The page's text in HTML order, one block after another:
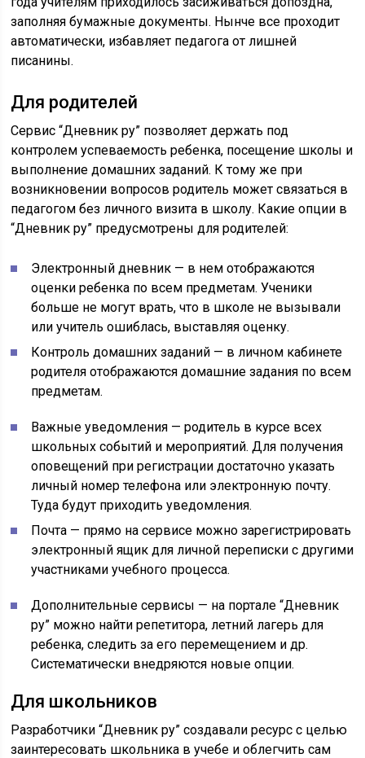
заполняя бумажные документы. Нынче все проходит
автоматически, избавляет педагога от лишней
писанины.
Для родителей
Сервис “Дневник ру” позволяет держать под
контролем успеваемость ребенка, посещение школы и
выполнение домашних заданий. К тому же при
возникновении вопросов родитель может связаться в
педагогом без личного визита в школу. Какие опции в
“Дневник ру” предусмотрены для родителей:
Электронный дневник — в нем отображаются
оценки ребенка по всем предметам. Ученики
больше не могут врать, что в школе не вызывали
или учитель ошиблась, выставляя оценку.
Контроль домашних заданий — в личном кабинете
родителя отображаются домашние задания по всем
предметам.
Важные уведомления — родитель в курсе всех
школьных событий и мероприятий. Для получения
оповещений при регистрации достаточно указать
личный номер телефона или электронную почту.
Туда будут приходить уведомления.
Почта — прямо на сервисе можно зарегистрировать
электронный ящик для личной переписки с другими
участниками учебного процесса.
Дополнительные сервисы — на портале “Дневник
ру” можно найти репетитора, летний лагерь для
ребенка, следить за его перемещением и др.
Систематически внедряются новые опции.
Для школьников
Разработчики “Дневник ру” создавали ресурс с целью
заинтересовать школьника в учебе и облегчить сам